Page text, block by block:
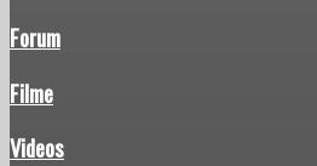
Forum
Filme
Videos